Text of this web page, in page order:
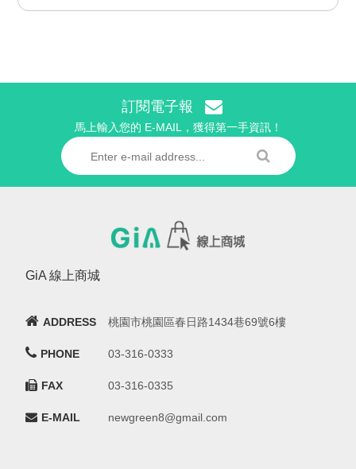
訂閱電子報
馬上輸入您的 E-MAIL，獲得第一手資訊！
GiA 線上商城
ADDRESS 桃園市桃園區春日路1434巷69號6樓
PHONE 03-316-0333
FAX 03-316-0335
E-MAIL newgreen8@gmail.com